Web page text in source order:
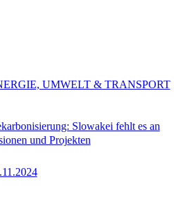
Slowakei fehlt es an
und Projekten
UMWELT & TRANSPORT